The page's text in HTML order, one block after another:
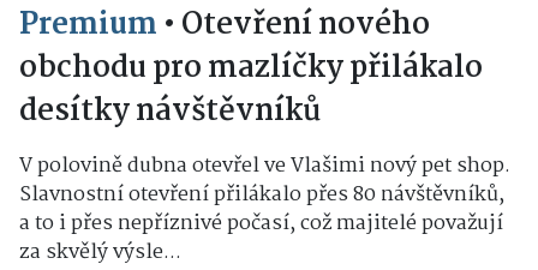
Premium • Otevření nového
obchodu pro mazlíčky přilákalo
desítky návštěvníků
V polovině dubna otevřel ve Vlašimi nový pet shop.
Slavnostní otevření přilákalo přes 80 návštěvníků,
a to i přes nepříznivé počasí, což majitelé považují
za skvělý výsle...